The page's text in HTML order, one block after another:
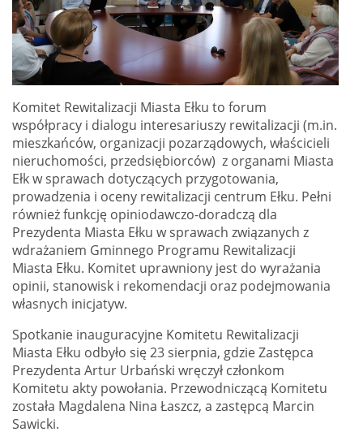
Komitet Rewitalizacji Miasta Ełku to forum
współpracy i dialogu interesariuszy rewitalizacji (m.in.
mieszkańców, organizacji pozarządowych, właścicieli
nieruchomości, przedsiębiorców) z organami Miasta
Ełk w sprawach dotyczących przygotowania,
prowadzenia i oceny rewitalizacji centrum Ełku. Pełni
również funkcję opiniodawczo-doradczą dla
Prezydenta Miasta Ełku w sprawach związanych z
wdrażaniem Gminnego Programu Rewitalizacji
Miasta Ełku. Komitet uprawniony jest do wyrażania
opinii, stanowisk i rekomendacji oraz podejmowania
własnych inicjatyw.
Spotkanie inauguracyjne Komitetu Rewitalizacji
Miasta Ełku odbyło się 23 sierpnia, gdzie Zastępca
Prezydenta Artur Urbański wręczył członkom
Komitetu akty powołania. Przewodniczącą Komitetu
została Magdalena Nina Łaszcz, a zastępcą Marcin
Sawicki.